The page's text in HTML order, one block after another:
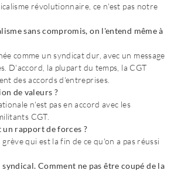
révolutionnaire, ce n'est pas notre
sans compromis, on l'entend même à
comme un syndicat dur, avec un message
D'accord, la plupart du temps, la CGT
des accords d'entreprises.
de valeurs ?
n'est pas en accord avec les
CGT.
un rapport de forces ?
qui est la fin de ce qu'on a pas réussi
Comment ne pas être coupé de la